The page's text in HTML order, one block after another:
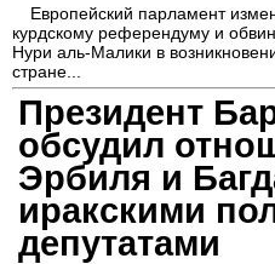
Европейский парламент
курдскому референдуму и
Нури аль-Малики в
стране...
Президент
обсудил
Эрбиля и
иракскими
депутатами